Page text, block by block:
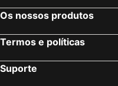
Centro
Villaverde
Calle Serrano
Praça Central /maior
Os nossos produtos
Termos e políticas
Suporte